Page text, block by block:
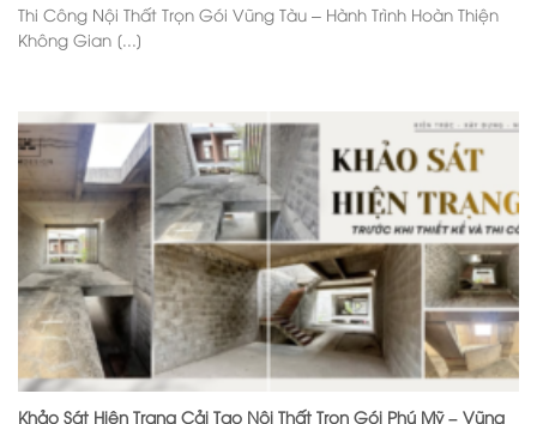
Thi Công Nội Thất Trọn Gói Vũng Tàu – Hành Trình Hoàn Thiện
Không Gian [...]
Khảo Sát Hiện Trạng Cải Tạo Nội Thất Trọn Gói Phú Mỹ – Vũng